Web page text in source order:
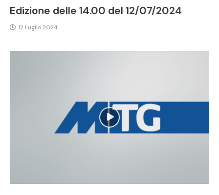
Edizione delle 14.00 del 12/07/2024
12 Luglio 2024